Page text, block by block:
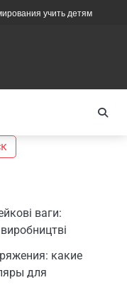
детям Как
ваги:
какие
для